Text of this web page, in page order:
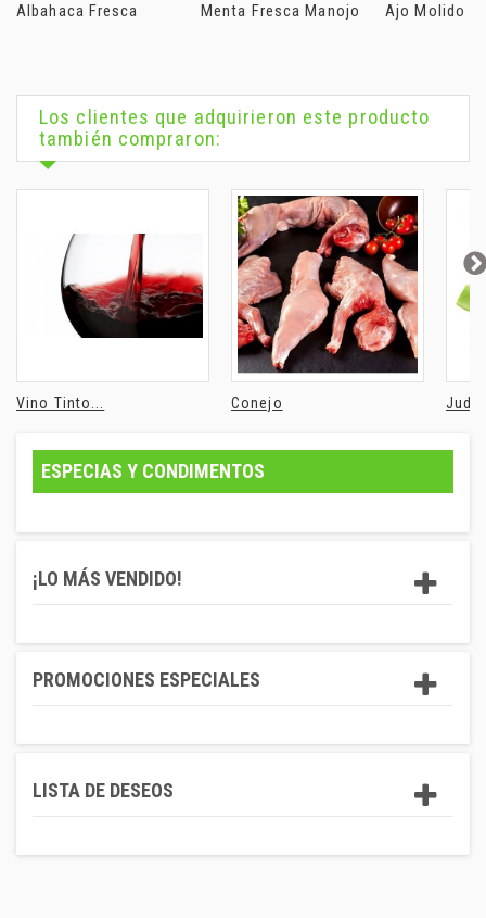
Albahaca Fresca Menta Fresca Manojo Ajo Molido
Los clientes que adquirieron este producto
también compraron:
Vino Tinto... Conejo
ESPECIAS Y CONDIMENTOS
¡LO MÁS VENDIDO!
PROMOCIONES ESPECIALES
LISTA DE DESEOS